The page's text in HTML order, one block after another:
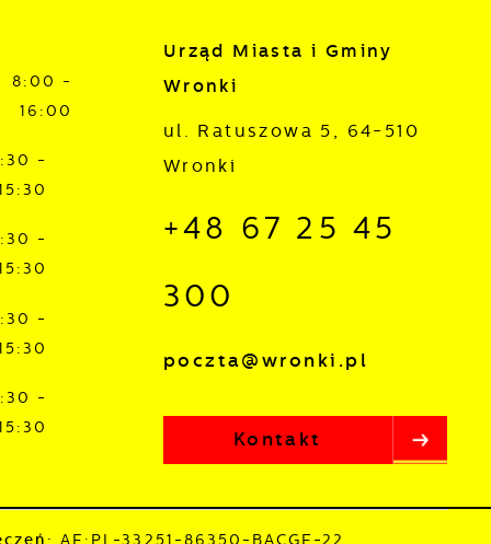
8:00 -
16:00
-
-
-
-
Urząd Miasta i Gminy
Wronki
ul. Ratuszowa 5, 64-510
Wronki
+48 67 25 45
300
poczta@wronki.pl
Kontakt
AE:PL-33251-86350-BACGE-22